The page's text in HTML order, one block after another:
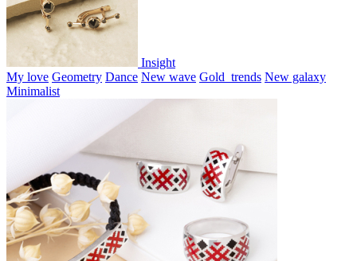
Insight
My love Geometry Dance New wave Gold_trends New galaxy
Minimalist